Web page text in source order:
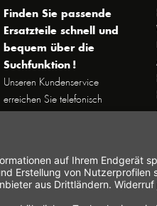
Finden Sie passende
Ersatzteile schnell und
bequem über die
Suchfunktion !
Unseren Kundenservice
erreichen Sie telefonisch
(0) 41 65 / 22 25 - 0
Nutzen Sie unser